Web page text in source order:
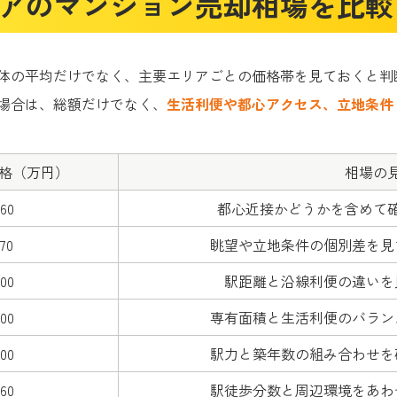
の平均だけでなく、主要エリアごとの価格帯を見ておくと
は、総額だけでなく、 生活利便や都心アクセス、立地条件
（万円）
相場の
都心近接かどうかを含めて
眺望や立地条件の個別差を
駅距離と沿線利便の違い
専有面積と生活利便のバラ
駅力と築年数の組み合わせ
駅徒歩分数と周辺環境をあ